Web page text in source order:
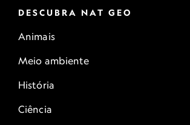
DESCUBRA NAT GEO
Animais
Meio ambiente
História
Ciência